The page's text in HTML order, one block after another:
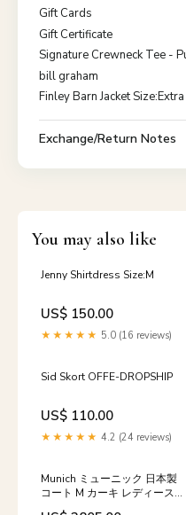
Gift Cards
Gift Certificate
Signature Crewneck Tee -
bill graham
Finley Barn Jacket
Exchange/Return Notes
You may also like
Jenny Shirtdress Size:M
US$ 150.00
★★★★★ 5.0 (16 reviews)
Sid Skort OFFE-DROPSHIP
US$ 110.00
★★★★★ 4.2 (24 reviews)
Munich ミューニック 日本製
コート M カーキ レディース
Arrow Kent Collection